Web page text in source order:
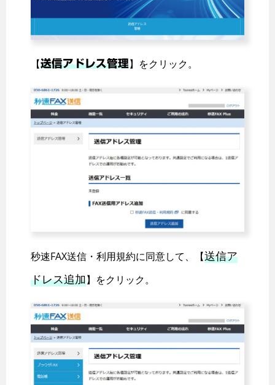
【送信アドレス管理】をクリック。
秒速FAX送信・利用規約に同意して、【送信ア
ドレス追加】をクリック。